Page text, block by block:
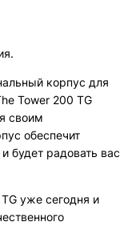
корпус для
Tower 200 TG
своим
обеспечит
будет радовать вас
уже сегодня и